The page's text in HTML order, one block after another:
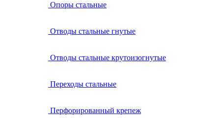
Опоры стальные
Отводы стальные гнутые
Отводы стальные крутоизогнутые
Переходы стальные
Перфорированный крепеж